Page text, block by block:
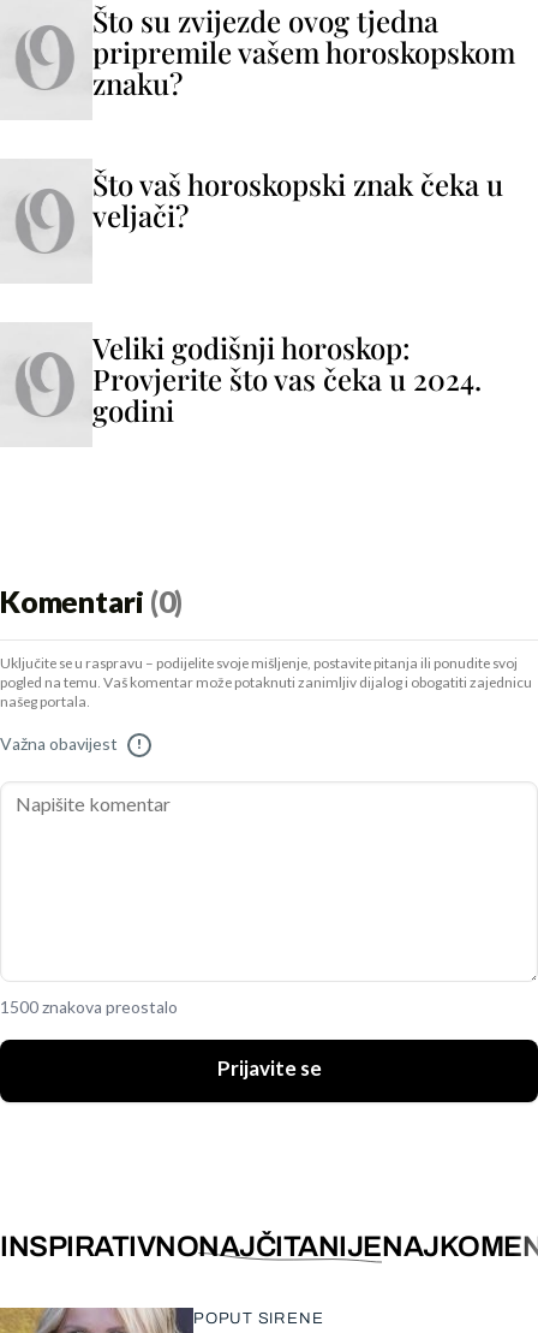
Što su zvijezde ovog tjedna
pripremile vašem horoskopskom
znaku?
Što vaš horoskopski znak čeka u
veljači?
Veliki godišnji horoskop:
Provjerite što vas čeka u 2024.
godini
Komentari (0)
Uključite se u raspravu – podijelite svoje mišljenje, postavite pitanja ili ponudite svoj
pogled na temu. Vaš komentar može potaknuti zanimljiv dijalog i obogatiti zajednicu
našeg portala.
Važna obavijest !
1500 znakova preostalo
Prijavite se
INSPIRATIVNONAJČITANIJE
POPUT SIRENE